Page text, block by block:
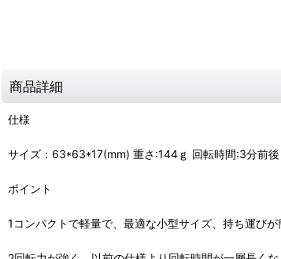
商品詳細
仕様
サイズ：63*63*17(mm) 重さ:144ｇ 回転時間:3分前後
ポイント
1コンパクトで軽量で、最適な小型サイズ、持ち運びが